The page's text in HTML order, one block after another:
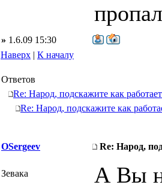
» 1.6.09 15:30
Наверх | К началу
Ответов
Re: Народ, подскажите как
Re: Народ, подскажите как
OSergeev Re: Народ,
Зевака
А Вы